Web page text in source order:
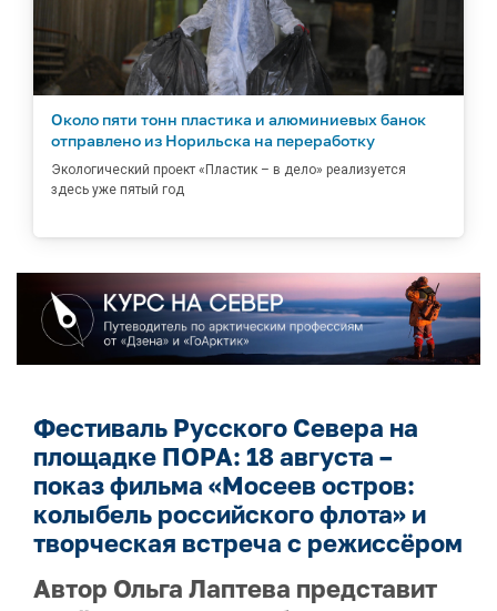
Около пяти тонн пластика и алюминиевых банок
отправлено из Норильска на переработку
Экологический проект «Пластик – в дело» реализуется
здесь уже пятый год
Фестиваль Русского Севера на
площадке ПОРА: 18 августа –
показ фильма «Мосеев остров:
колыбель российского флота» и
творческая встреча с режиссёром
Автор Ольга Лаптева представит